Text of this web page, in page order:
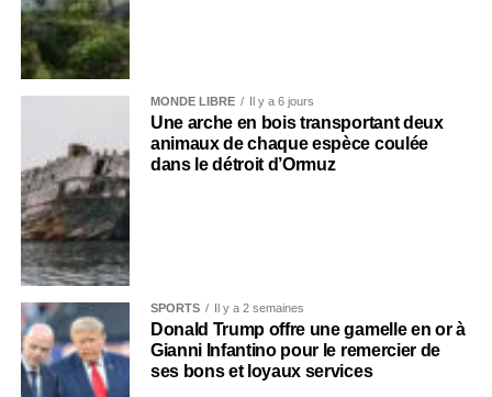
MONDE LIBRE Il y a 6 jours
Une arche en bois transportant deux
animaux de chaque espèce coulée
dans le détroit d’Ormuz
SPORTS Il y a 2 semaines
Donald Trump offre une gamelle en or à
Gianni Infantino pour le remercier de
ses bons et loyaux services